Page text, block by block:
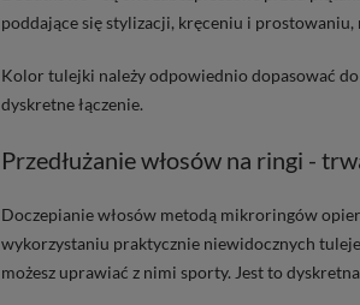
poddające się stylizacji, kręceniu i prostowaniu,
Kolor tulejki należy odpowiednio dopasować
dyskretne łączenie.
Przedłużanie włosów na ringi -
Doczepianie włosów metodą mikroringów
wykorzystaniu praktycznie niewidocznych
możesz uprawiać z nimi sporty. Jest to